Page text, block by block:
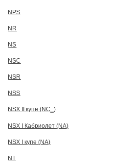
NPS
NR
NS
NSC
NSR
NSS
NSX II купе (NC_)
NSX I Кабриолет (NA)
NSX I купе (NA)
NT